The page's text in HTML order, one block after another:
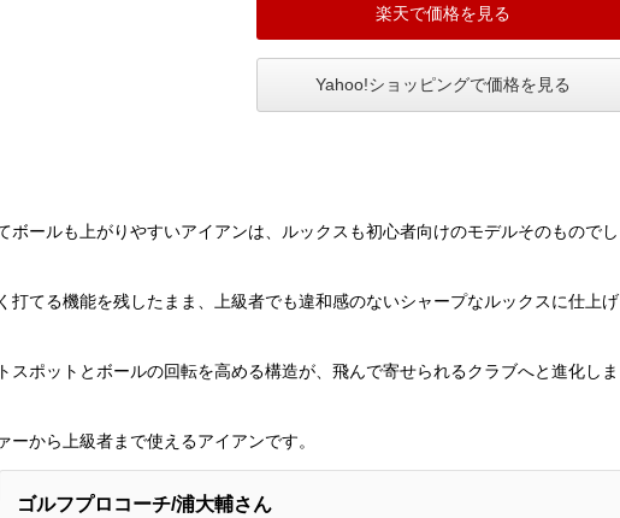
楽天で価格を見る
Yahoo!ショッピングで価格を見る
ボールも上がりやすいアイアンは、ルックスも初心者向けのモデルそのものでし
打てる機能を残したまま、上級者でも違和感のないシャープなルックスに仕上げ
スポットとボールの回転を高める構造が、飛んで寄せられるクラブへと進化しま
ーから上級者まで使えるアイアンです。
ゴルフプロコーチ/浦大輔さん